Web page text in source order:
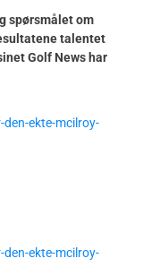
spørsmålet om
talentet
Golf News har